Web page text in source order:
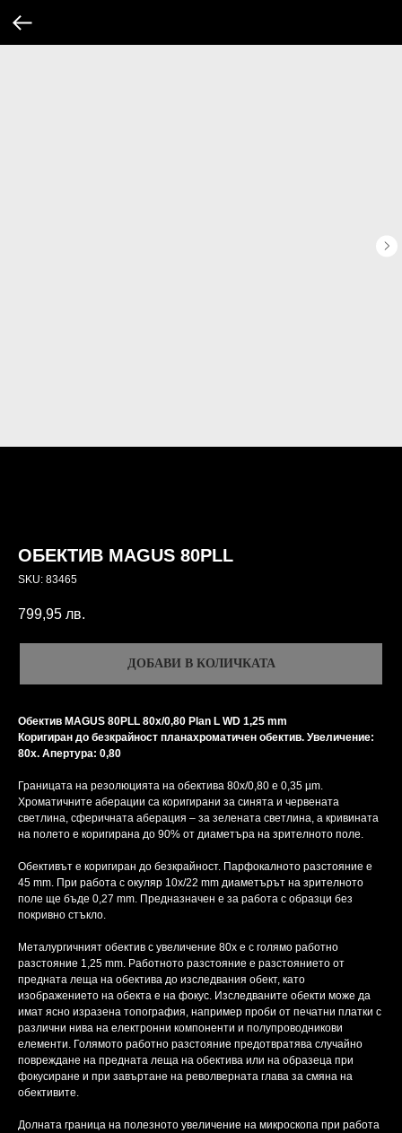
ОБЕКТИВ MAGUS 80PLL
SKU: 83465
799,95 лв.
ДОБАВИ В КОЛИЧКАТА
Обектив MAGUS 80PLL 80х/0,80 Plan L WD 1,25 mm
Коригиран до безкрайност планахроматичен обектив. Увеличение:
80x. Апертура: 0,80
Границата на резолюцията на обектива 80х/0,80 е 0,35 µm.
Хроматичните аберации са коригирани за синята и червената
светлина, сферичната аберация – за зелената светлина, а кривината
на полето е коригирана до 90% от диаметъра на зрителното поле.
Обективът е коригиран до безкрайност. Парфокалното разстояние е
45 mm. При работа с окуляр 10x/22 mm диаметърът на зрителното
поле ще бъде 0,27 mm. Предназначен е за работа с образци без
покривно стъкло.
Металургичният обектив с увеличение 80x е с голямо работно
разстояние 1,25 mm. Работното разстояние е разстоянието от
предната леща на обектива до изследвания обект, като
изображението на обекта е на фокус. Изследваните обекти може да
имат ясно изразена топография, например проби от печатни платки с
различни нива на електронни компоненти и полупроводникови
елементи. Голямото работно разстояние предотвратява случайно
повреждане на предната леща на обектива или на образеца при
фокусиране и при завъртане на револверната глава за смяна на
обективите.
Долната граница на полезното увеличение на микроскопа при работа